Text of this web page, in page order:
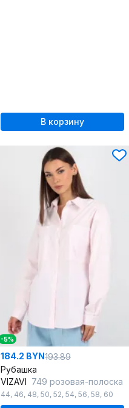
В корзину
-5%
184.2 BYN193.89
Рубашка
VIZAVI 749 розовая-полоска
44, 46, 48, 50, 52, 54, 56, 58, 60